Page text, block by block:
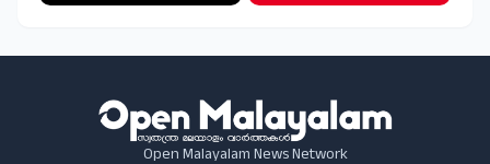
Open Malayalam News Network